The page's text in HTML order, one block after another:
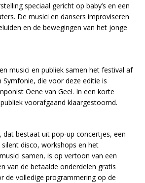
speciaal gericht op baby’s en een
De musici en dansers improviseren
en de bewegingen van het jonge
musici en publiek samen het festival af
Symfonie, die voor deze editie is
Oene van Geel. In een korte
voorafgaand klaargestoomd.
dat bestaat uit pop-up concertjes, een
disco, workshops en het
samen, is op vertoon van een
van de betaalde onderdelen gratis
de volledige programmering op de